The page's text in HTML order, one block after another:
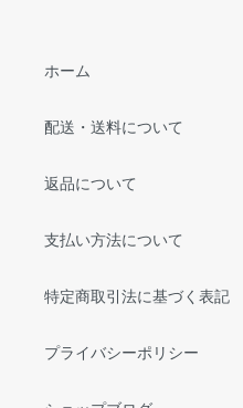
ホーム
配送・送料について
返品について
支払い方法について
特定商取引法に基づく表記
プライバシーポリシー